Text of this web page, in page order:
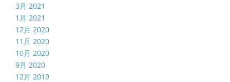
3月 2021
1月 2021
12月 2020
11月 2020
10月 2020
9月 2020
12月 2019